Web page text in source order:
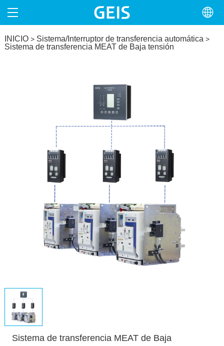
INICIO
CONTACTO
INICIO> Sistema/Interruptor de transferencia automática >
Sistema de transferencia MEAT de Baja tensión
Sistema de transferencia MEAT de Baja